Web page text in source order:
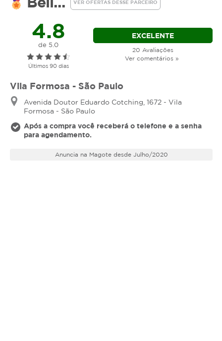
VER OFERTAS DESSE PARCEIRO
4.8
de 5.0
Últimos 90 dias
EXCELENTE
20 Avaliações
Ver comentários »
Vila Formosa - São Paulo
Avenida Doutor Eduardo Cotching, 1672 - Vila
Formosa - São Paulo
Após a compra você receberá o telefone e a senha
para agendamento.
Anuncia na Magote desde Julho/2020